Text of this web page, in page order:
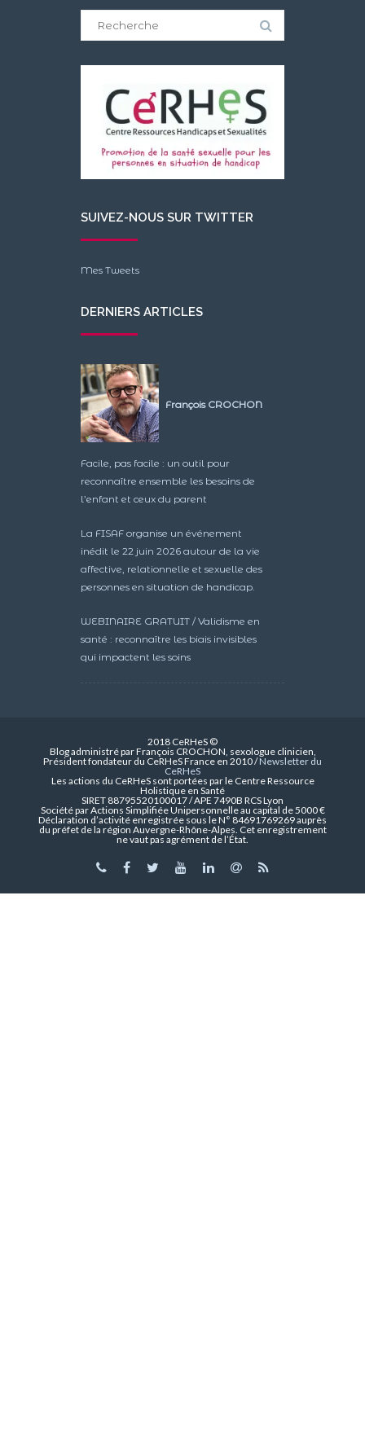
SUIVEZ-NOUS SUR TWITTER
Mes Tweets
DERNIERS ARTICLES
François CROCHON
Facile, pas facile : un outil pour
reconnaître ensemble les besoins de
l’enfant et ceux du parent
La FISAF organise un événement
inédit le 22 juin 2026 autour de la vie
affective, relationnelle et sexuelle des
personnes en situation de handicap.
WEBINAIRE GRATUIT / Validisme en
santé : reconnaître les biais invisibles
qui impactent les soins
2018 CeRHeS ©
Blog administré par François CROCHON, sexologue clinicien,
Président fondateur du CeRHeS France en 2010 /Newsletter du
CeRHeS
Les actions du CeRHeS sont portées par le Centre Ressource
Holistique en Santé
SIRET 88795520100017 / APE 7490B RCS Lyon
Société par Actions Simplifiée Unipersonnelle au capital de 5000 €
Déclaration d’activité enregistrée sous le N° 84691769269 auprès
du préfet de la région Auvergne-Rhône-Alpes. Cet enregistrement
ne vaut pas agrément de l’État.